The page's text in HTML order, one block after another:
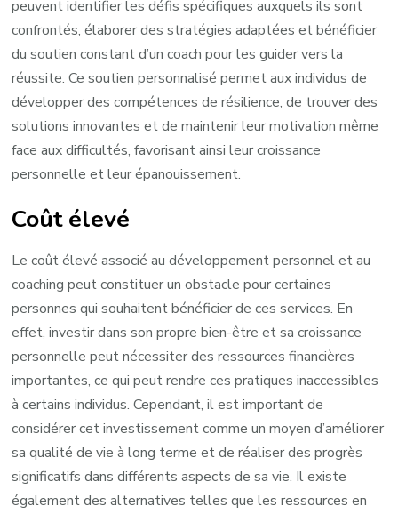
peuvent identifier les défis spécifiques auxquels ils sont
confrontés, élaborer des stratégies adaptées et bénéficier
du soutien constant d’un coach pour les guider vers la
réussite. Ce soutien personnalisé permet aux individus de
développer des compétences de résilience, de trouver des
solutions innovantes et de maintenir leur motivation même
face aux difficultés, favorisant ainsi leur croissance
personnelle et leur épanouissement.
Coût élevé
Le coût élevé associé au développement personnel et au
coaching peut constituer un obstacle pour certaines
personnes qui souhaitent bénéficier de ces services. En
effet, investir dans son propre bien-être et sa croissance
personnelle peut nécessiter des ressources financières
importantes, ce qui peut rendre ces pratiques inaccessibles
à certains individus. Cependant, il est important de
considérer cet investissement comme un moyen d’améliorer
sa qualité de vie à long terme et de réaliser des progrès
significatifs dans différents aspects de sa vie. Il existe
également des alternatives telles que les ressources en